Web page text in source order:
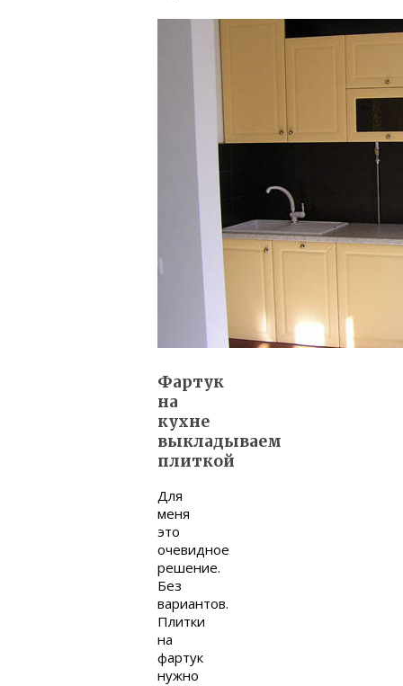
Фартук
на
кухне
выкладываем
плиткой
Для
меня
это
очевидное
решение.
Без
вариантов.
Плитки
на
фартук
нужно